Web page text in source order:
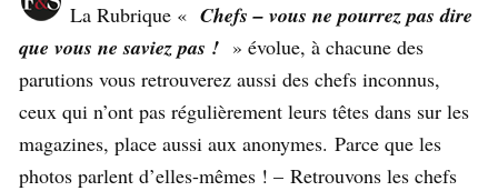
La Rubrique « Chefs – vous ne pourrez pas dire
que vous ne saviez pas ! » évolue, à chacune des
parutions vous retrouverez aussi des chefs inconnus,
ceux qui n’ont pas régulièrement leurs têtes dans sur les
magazines, place aussi aux anonymes. Parce que les
photos parlent d’elles-mêmes ! – Retrouvons les chefs